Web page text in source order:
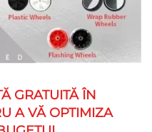
GRATUITĂ ÎN
A VĂ OPTIMIZA